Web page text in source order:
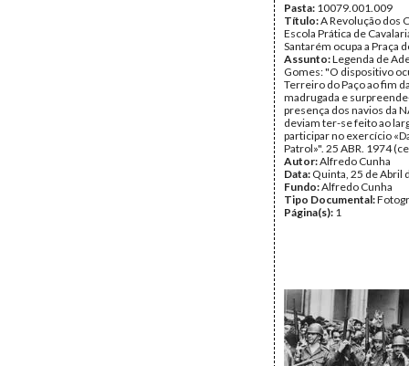
Pasta: 10079.001.009
Título:A Revolução dos
Escola Prática de
Santarém ocupa a Praça
Assunto:Legenda de
Gomes: "O dispositivo
Terreiro do Paço ao fim
madrugada e
presença dos navios da
deviam ter-se feito ao
participar no exercício
Patrol»". 25 ABR. 1974
Autor:Alfredo Cunha
Data: Quinta, 25 de Abril
Fundo:Alfredo Cunha
Tipo Documental:
Página(s): 1